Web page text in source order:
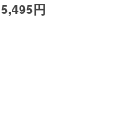
5,495円